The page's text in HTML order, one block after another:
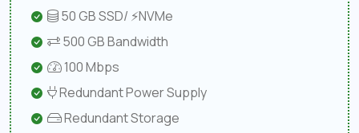
50 GB SSD/ ⚡NVMe
500 GB Bandwidth
100 Mbps
Redundant Power Supply
Redundant Storage